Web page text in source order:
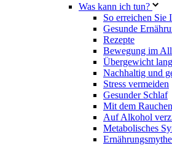
Was kann ich tun?
So erreichen Sie
Gesunde
Rezepte
Bewegung im
Übergewicht
Nachhaltig und
Stress vermeiden
Gesunder Schlaf
Mit dem
Auf Alkohol
Metabolisches